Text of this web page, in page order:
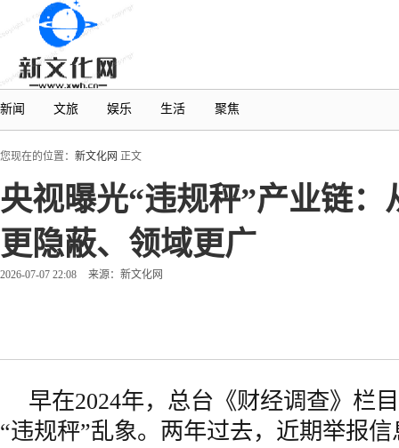
新闻 文旅 娱乐 生活 聚焦
您现在的位置： 新文化网 正文
央视曝光“违规秤”产业链
更隐蔽、领域更广
2026-07-07 22:08 来源：新文化网
早在2024年，总台《财经调查》栏
“违规秤”乱象。两年过去，近期举报